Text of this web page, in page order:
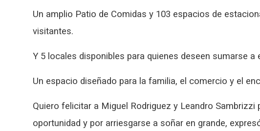
Un amplio Patio de Comidas y 103 espacios de
visitantes.
Y 5 locales disponibles para quienes deseen sumarse
Un espacio diseñado para la familia, el comercio y el
Quiero felicitar a Miguel Rodriguez y Leandro
oportunidad y por arriesgarse a soñar en grande,